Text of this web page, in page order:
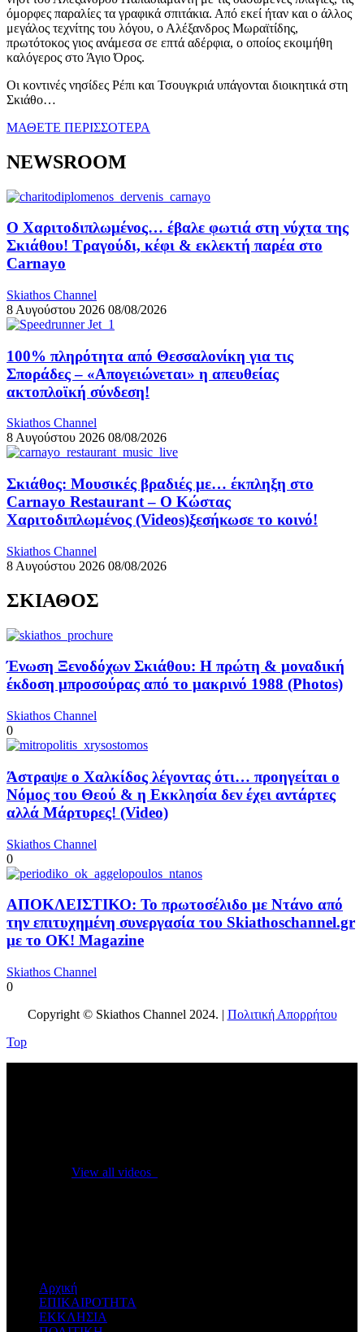
όμορφες παραλίες τα γραφικά σπιτάκια. Από εκεί ήταν και ο άλλος
μεγάλος τεχνίτης του λόγου, ο Αλέξανδρος Μωραϊτίδης,
πρωτότοκος γιος ανάμεσα σε επτά αδέρφια, ο οποίος εκοιμήθη
καλόγερος στο Άγιο Όρος.
Οι κοντινές νησίδες Ρέπι και Τσουγκριά υπάγονται διοικητικά στη
Σκιάθο…
ΜΑΘΕΤΕ ΠΕΡΙΣΣΟΤΕΡΑ
NEWSROOM
Ο Χαριτοδιπλωμένος… έβαλε φωτιά στη νύχτα της
Σκιάθου! Τραγούδι, κέφι & εκλεκτή παρέα στο
Carnayo
Skiathos Channel
8 Αυγούστου 2026 08/08/2026
100% πληρότητα από Θεσσαλονίκη για τις
Σποράδες – «Απογειώνεται» η απευθείας
ακτοπλοϊκή σύνδεση!
Skiathos Channel
8 Αυγούστου 2026 08/08/2026
Σκιάθος: Μουσικές βραδιές με… έκπληξη στο
Carnayo Restaurant – Ο Κώστας
Χαριτοδιπλωμένος (Videos)ξεσήκωσε το κοινό!
Skiathos Channel
8 Αυγούστου 2026 08/08/2026
ΣΚΙΑΘΟΣ
Ένωση Ξενοδόχων Σκιάθου: Η πρώτη & μοναδική
έκδοση μπροσούρας από το μακρινό 1988 (Photos)
Skiathos Channel
0
Άστραψε ο Χαλκίδος λέγοντας ότι… προηγείται ο
Νόμος του Θεού & η Εκκλησία δεν έχει αντάρτες
αλλά Μάρτυρες! (Video)
Skiathos Channel
0
ΑΠΟΚΛΕΙΣΤΙΚΟ: Το πρωτοσέλιδο με Ντάνο από
την επιτυχημένη συνεργασία του Skiathoschannel.gr
με το OK! Magazine
Skiathos Channel
0
Copyright © Skiathos Channel 2024. | Πολιτική Απορρήτου
Top
View all videos
Αρχική
ΕΠΙΚΑΙΡΟΤΗΤΑ
ΕΚΚΛΗΣΙΑ